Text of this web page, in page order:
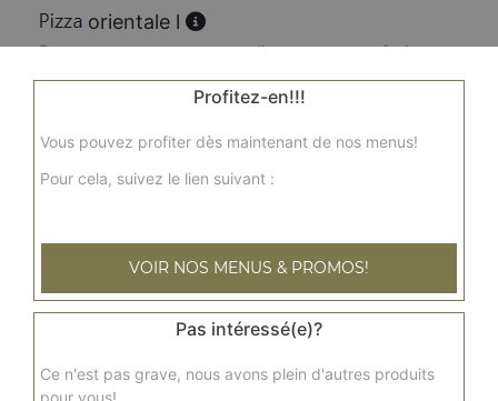
orientale l
Base sauce tomates, mozzarella, merguez, oeuf, oignons,
15.00
napolitaine l
15.00€
reblochonne l
Base sauce tomates, mozzarella, reblochon, viande
hachée, pommes de terre
Profitez-en!!!
Vous pouvez profiter dès maintenant de nos menus!
Pour cela, suivez le lien suivant :
VOIR NOS MENUS & PROMOS!
Pas intéressé(e)?
Ce n'est pas grave, nous avons plein d'autres produits
pour vous!